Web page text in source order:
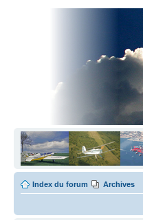
Index du forum Archives